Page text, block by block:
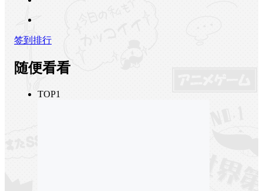
签到排行
随便看看
TOP1